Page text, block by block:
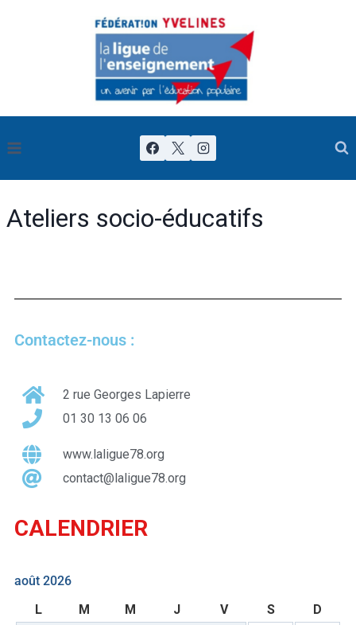
Ateliers socio-éducatifs
Contactez-nous :
2 rue Georges Lapierre
01 30 13 06 06
www.laligue78.org
contact@laligue78.org
CALENDRIER
août 2026
L
M M J V S D